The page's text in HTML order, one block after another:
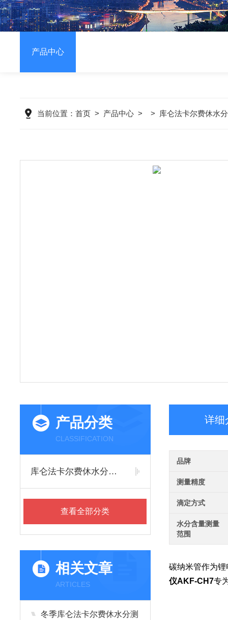
产品中心
当前位置： 首页 > 产品中心 > > 库仑法卡尔费休水
产品分类
CLASSIFICATION
库仑法卡尔费休水分测定仪
查看全部分类
相关文章
ARTICLES
冬季库仑法卡尔费休水分测
详细
品牌
测量精度
滴定方式
水分含量测量
范围
碳纳米管作为
仪AKF-CH7专